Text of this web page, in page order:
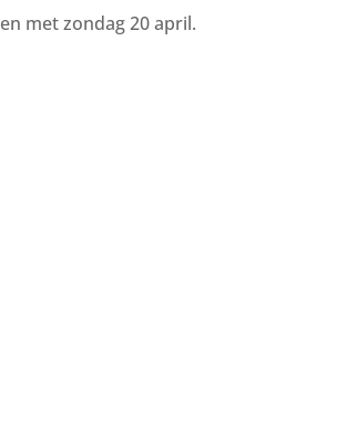
met zondag 20 april.